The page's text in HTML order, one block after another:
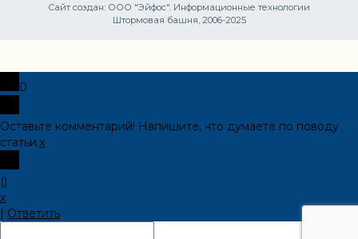
Сайт создан: ООО "Эйфос". Информационные технологии
Штормовая башня, 2006-2025
0
Оставьте комментарий! Напишите, что думаете по поводу
статьи.x
()
x
Ответить